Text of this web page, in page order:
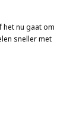
het nu gaat om
sneller met